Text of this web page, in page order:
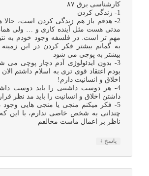
کارشناسی برق ۸۷
1- زندگی کردن
2- هدفم باز هم زندگی کردن است، حالا
مدتی هست مثل آینده کاری و … ولی
مهم تر است. در فلسفه وجود خودم به
به گمانم بیشتر فکر کردن در این
بیشتر به پوچی می شود
3- بدون ایدئولوژی آدم دچار پوچی می
بودم اعتقاد قوی تری به اسلام داشتم الان
اخلاق و انسانیت دارم!
4- هر دوست داشتنی را باید دوست
داشتن اخلاق و انسانیت را باید مد نظر
5- فکر میکنم منجی یا منجی هایی وجود
چندانی به شخص خاصی ندارم، با این
ناظر بر اعمال ماست مخالفم
پاسخ ↓